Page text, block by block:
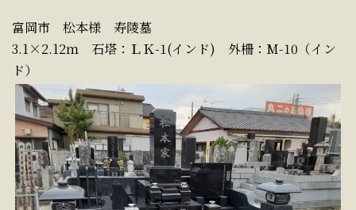
富岡市 松本様 寿陵墓
3.1×2.12ｍ 石塔：ＬＫ-1(インド) 外柵：M-10（イン
ド）